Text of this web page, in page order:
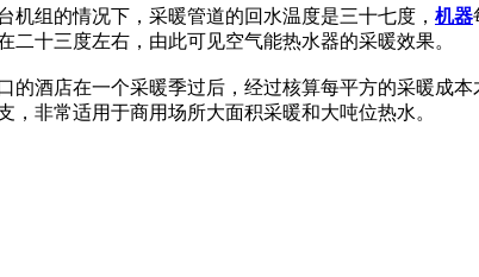
组的情况下，采暖管道的回水温度是三十七度， 机器
十三度左右，由此可见空气能热水器的采暖效果。
酒店在一个采暖季过后，经过核算每平方的采暖成
，非常适用于商用场所大面积采暖和大吨位热水。